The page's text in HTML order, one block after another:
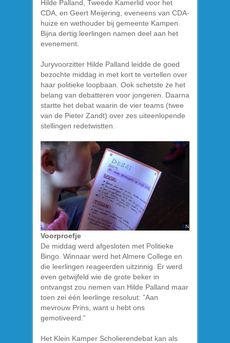
Hilde Palland, Tweede Kamerlid voor het
CDA, en Geert Meijering, eveneens van CDA-
huize en wethouder bij gemeente Kampen.
Bijna dertig leerlingen namen deel aan het
evenement.
Juryvoorzitter Hilde Palland leidde de goed
bezochte middag in met kort te vertellen over
haar politieke loopbaan. Ook schetste ze het
belang van debatteren voor jongeren. Daarna
startte het debat waarin de vier teams (twee
van de Pieter Zandt) over zes uiteenlopende
stellingen redetwistten.
Voorproefje
De middag werd afgesloten met Politieke
Bingo. Winnaar werd het Almere College en
die leerlingen reageerden uitzinnig. Er werd
even getwijfeld wie de grote beker in
ontvangst zou nemen van Hilde Palland maar
toen zei één leerlinge resoluut: ”Aan
mevrouw Prins, want u hebt ons
gemotiveerd.”
Het Klein Kamper Scholierendebat kan als